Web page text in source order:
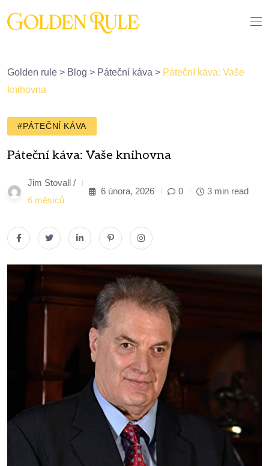
Golden rule > Blog > Páteční káva > Páteční káva: Vaše
knihovna
#PÁTEČNÍ KÁVA
Páteční káva: Vaše knihovna
Jim Stovall /
6 měsíců
6 února, 2026 0 3 min read